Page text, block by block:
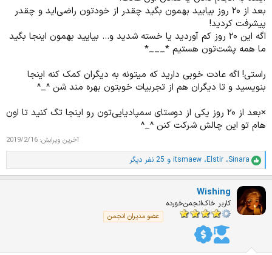
بعد از ۲۰ روز بیایید بهمون بگید چقدر از خودتون راضی‌اید و چقدر
پیشرفت کردید!
اگه این ۲۰ روز کم آوردید یا خسته شدید و... بیایید بهمون اینجا بگید
ما همه پشت‌تون هستیم *___*
راستی! اگه عادت خوبی دارید که میتونه به دیگران کمک کنه اینجا
بنویسید و تا دیگران هم از تجربیات خوبتون بهره مند شن ^_^
×بعد از ۲۰ روز یکی از دوستای سمپادیایی‌تون رو اینجا تگ کنید تا اون
هام تو این چالش شرکت کنن ^_^
آخرین ویرایش: 2019/2/16
ا
م
ی
ا
ز
Sinara، Elstir، itsmaew و 25 نفر دیگر
Wishing
کاربر خاک‌انجمن‌خورده
عضو مدیران انجمن